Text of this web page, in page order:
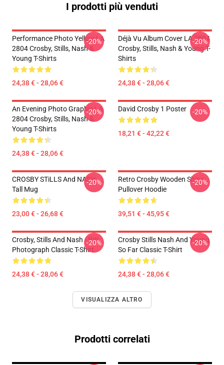
I prodotti più venduti
Performance Photo Yellow LA
2804 Crosby, Stills, Nash &
Young T-Shirts
24,38 € - 28,06 €
-20%
Déjà Vu Album Cover LA 2804
Crosby, Stills, Nash & Young T-
Shirts
24,38 € - 28,06 €
-20%
An Evening Photo Graphic LA
2804 Crosby, Stills, Nash &
Young T-Shirts
24,38 € - 28,06 €
-20% David Crosby 1 Poster
18,21 € - 42,22 €
-20%
CROSBY STiLLS And NASH
Tall Mug
23,00 € - 26,68 €
-20%
Retro Crosby Wooden Ships
Pullover Hoodie
39,51 € - 45,95 €
-20%
Crosby, Stills And Nash - BW
Photograph Classic T-Shirt
24,38 € - 28,06 €
-20%
Crosby Stills Nash And Young
So Far Classic T-Shirt
24,38 € - 28,06 €
-20%
VISUALIZZA ALTRO
Prodotti correlati